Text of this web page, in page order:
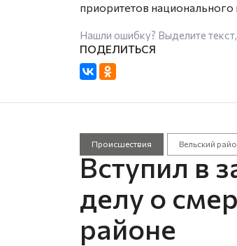
приоритетов
Нашли ошибку? Выделите
Происшествия Вельский
Вступил в
делу о
районе